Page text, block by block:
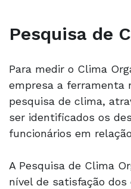
Pesquisa de
Para medir o Clima
empresa a ferramenta
pesquisa de clima,
ser identificados os
funcionários em
A Pesquisa de Clima
nível de satisfação dos